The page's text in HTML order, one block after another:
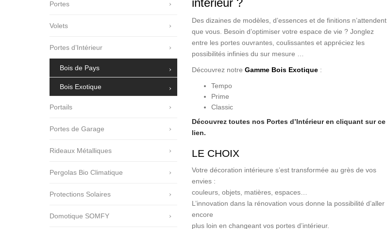
Portails
Portes de Garage
Rideaux Métalliques
Portes
Volets
Portes d’Intérieur
Bois de Pays
Bois Exotique
Portails
Portes de Garage
Rideaux Métalliques
Pergolas Bio Climatique
Protections Solaires
Domotique SOMFY
intérieur ?
Des dizaines de modèles, d’essences et de finitions n’attendent
que vous. Besoin d’optimiser votre espace de vie ? Jonglez
entre les portes ouvrantes, coulissantes et appréciez les
possibilités infinies du sur mesure …
Découvrez notre Gamme Bois Exotique:
Tempo
Prime
Classic
Découvrez toutes nos Portes d’Intérieur en cliquant sur ce
lien.
LE CHOIX
Votre décoration intérieure s’est transformée au grès de vos
envies :
couleurs, objets, matières, espaces…
L’innovation dans la rénovation vous donne la possibilité d’aller
encore
plus loin en changeant vos portes d’intérieur.